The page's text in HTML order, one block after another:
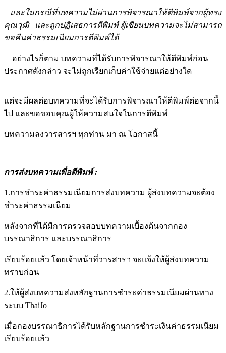
และในกรณีที่บทความไม่ผ่านการพิจารณาให้ตีพิมพ์จากผู้ทรง
คุณวุฒิ และถูกปฏิเสธการตีพิมพ์ ผู้เขียนบทความจะไม่สามารถ
ขอคืนค่าธรรมเนียมการตีพิมพ์ได้
อย่างไรก็ตาม บทความที่ได้รับการพิจารณาให้ตีพิมพ์ก่อน
ประกาศดังกล่าว จะไม่ถูกเรียกเก็บค่าใช้จ่ายแต่อย่างใด
แต่จะมีผลต่อบทความที่จะได้รับการพิจารณาให้ตีพิมพ์ต่อจากนี้
ไป และขอขอบคุณผู้ให้ความสนใจในการตีพิมพ์
บทความลงวารสารฯ ทุกท่าน มา ณ โอกาสนี้
การส่งบทความเพื่อตีพิมพ์ :
1.การชำระค่าธรรมเนียมการส่งบทความ ผู้ส่งบทความจะต้อง
ชำระค่าธรรมเนียม
หลังจากที่ได้มีการตรวจสอบบทความเบื้องต้นจากกอง
บรรณาธิการ และบรรณาธิการ
เรียบร้อยแล้ว โดยเจ้าหน้าที่วารสารฯ จะแจ้งให้ผู้ส่งบทความ
ทราบก่อน
2.ให้ผู้ส่งบทความส่งหลักฐานการชำระค่าธรรมเนียมผ่านทาง
ระบบ ThaiJo
เมื่อกองบรรณาธิการได้รับหลักฐานการชำระเงินค่าธรรมเนียม
เรียบร้อยแล้ว